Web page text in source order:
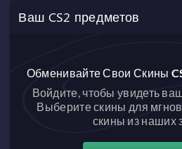
Ваш CS2 предметов
Обменивайте Свои Скины
Войдите, чтобы увидеть
Выберите скины для
скины из наших